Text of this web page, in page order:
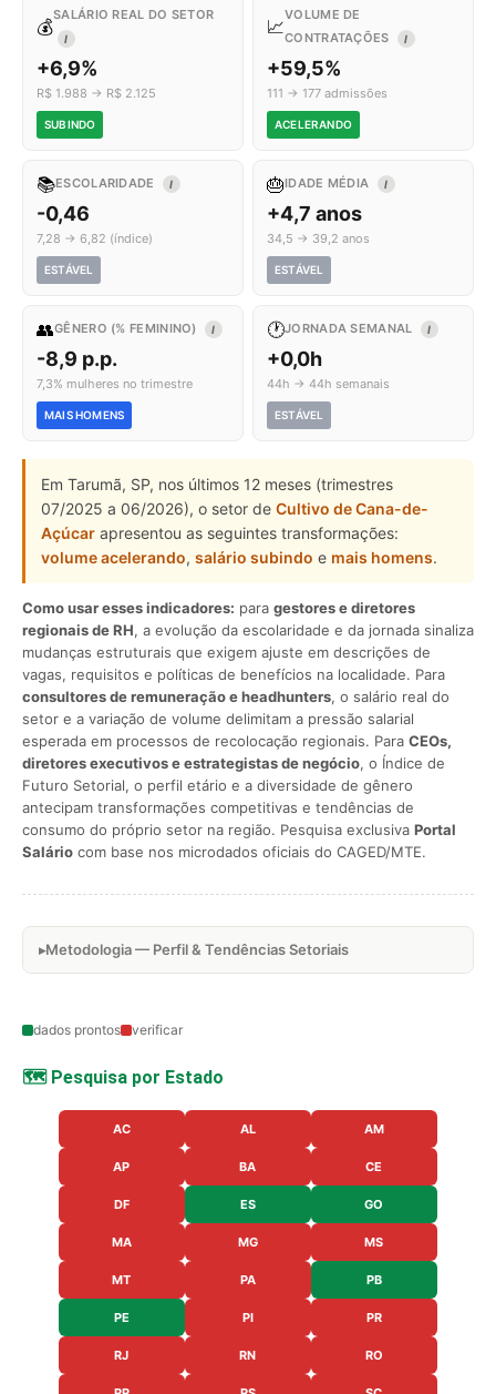
💰
SALÁRIO REAL DO SETOR
I
+6,9%
R$ 1.988 → R$ 2.125
SUBINDO
📈
VOLUME DE
CONTRATAÇÕES
I
+59,5%
111 → 177 admissões
ACELERANDO
📚ESCOLARIDADE I
-0,46
7,28 → 6,82 (índice)
ESTÁVEL
🎂IDADE MÉDIA I
+4,7 anos
34,5 → 39,2 anos
ESTÁVEL
👥GÊNERO (% FEMININO) I
-8,9 p.p.
7,3% mulheres no trimestre
MAIS HOMENS
🕐JORNADA SEMANAL I
+0,0h
44h → 44h semanais
ESTÁVEL
Em Tarumã, SP, nos últimos 12 meses (trimestres
07/2025 a 06/2026), o setor de Cultivo de Cana-de-
Açúcar apresentou as seguintes transformações:
volume acelerando, salário subindo e mais homens.
Como usar esses indicadores: para gestores e diretores
regionais de RH, a evolução da escolaridade e da jornada sinaliza
mudanças estruturais que exigem ajuste em descrições de
vagas, requisitos e políticas de benefícios na localidade. Para
consultores de remuneração e headhunters, o salário real do
setor e a variação de volume delimitam a pressão salarial
esperada em processos de recolocação regionais. Para CEOs,
diretores executivos e estrategistas de negócio, o Índice de
Futuro Setorial, o perfil etário e a diversidade de gênero
antecipam transformações competitivas e tendências de
consumo do próprio setor na região. Pesquisa exclusiva Portal
Salário com base nos microdados oficiais do CAGED/MTE.
Metodologia — Perfil & Tendências Setoriais
dados prontos verificar
🗺️ Pesquisa por Estado
AC AL AM
AP BA CE
DF ES GO
MA MG MS
MT PA PB
PE PI PR
RJ RN RO